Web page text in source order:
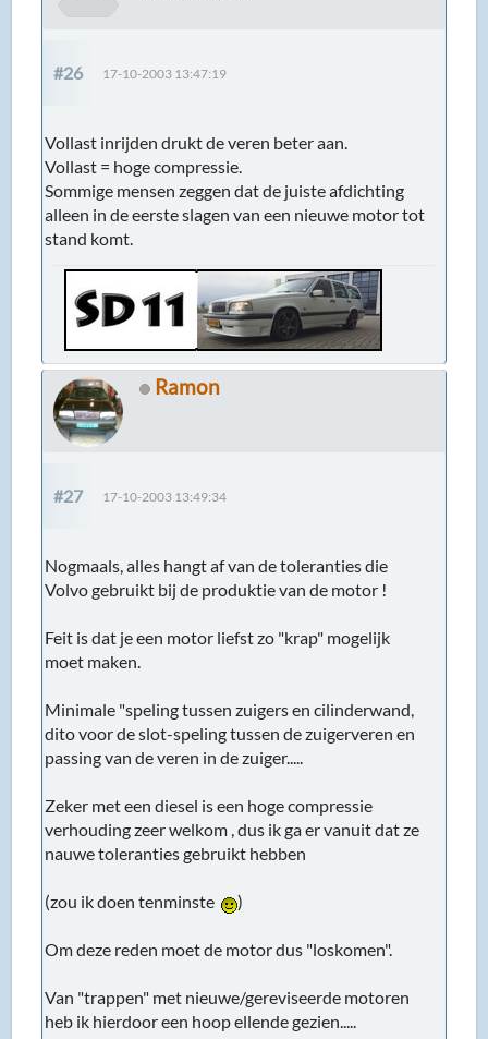
#26 17-10-2003 13:47:19
Vollast inrijden drukt de veren beter aan.
Vollast = hoge compressie.
Sommige mensen zeggen dat de juiste afdichting
alleen in de eerste slagen van een nieuwe motor tot
stand komt.
Ramon
#27 17-10-2003 13:49:34
Nogmaals, alles hangt af van de toleranties die
Volvo gebruikt bij de produktie van de motor !
Feit is dat je een motor liefst zo "krap" mogelijk
moet maken.
Minimale "speling tussen zuigers en cilinderwand,
dito voor de slot-speling tussen de zuigerveren en
passing van de veren in de zuiger.....
Zeker met een diesel is een hoge compressie
verhouding zeer welkom , dus ik ga er vanuit dat ze
nauwe toleranties gebruikt hebben
(zou ik doen tenminste )
Om deze reden moet de motor dus "loskomen".
Van "trappen" met nieuwe/gereviseerde motoren
heb ik hierdoor een hoop ellende gezien.....